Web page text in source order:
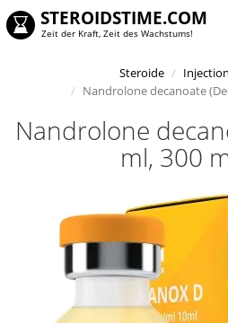
STEROIDSTIME.COM
Zeit der Kraft, Zeit des Wachstums!
Steroide
Nandrolone decanoate
Nandrolone
ml, 300